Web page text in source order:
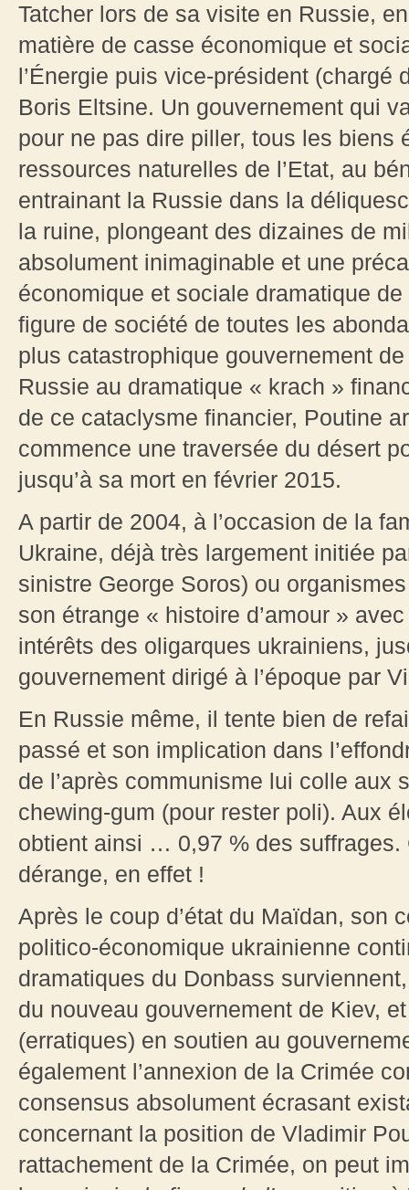
Tatcher lors de sa visite en Russie,
matière de casse économique et
l’Énergie puis vice-président (chargé
Boris Eltsine. Un gouvernement qui
pour ne pas dire piller, tous les biens
ressources naturelles de l’Etat, au
entrainant la Russie dans la
la ruine, plongeant des dizaines de
absolument inimaginable et une
économique et sociale dramatique
figure de société de toutes les
plus catastrophique gouvernement
Russie au dramatique « krach »
de ce cataclysme financier, Poutine
commence une traversée du désert
jusqu’à sa mort en février 2015.
A partir de 2004, à l’occasion de la
Ukraine, déjà très largement initiée
sinistre George Soros) ou
son étrange « histoire d’amour »
intérêts des oligarques ukrainiens,
gouvernement dirigé à l’époque par
En Russie même, il tente bien de
passé et son implication dans
de l’après communisme lui colle aux
chewing-gum (pour rester poli). Aux
obtient ainsi … 0,97 % des suffrages.
dérange, en effet !
Après le coup d’état du Maïdan, son
politico-économique ukrainienne
dramatiques du Donbass
du nouveau gouvernement de Kiev,
(erratiques) en soutien au
également l’annexion de la Crimée
consensus absolument écrasant
concernant la position de Vladimir
rattachement de la Crimée, on peut